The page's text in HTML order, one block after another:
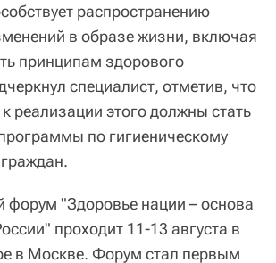
распространению
в образе жизни, включая
принципам здорового
специалист, отметив, что
реализации этого должны стать
по гигиеническому
форум "Здоровье нации – основа
проходит 11-13 августа в
в Москве. Форум стал первым